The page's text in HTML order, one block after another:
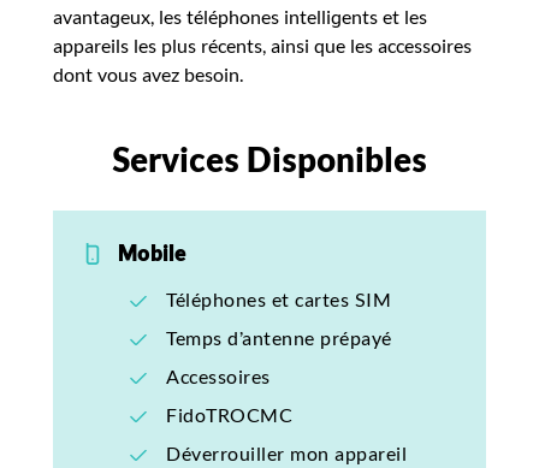
avantageux, les téléphones intelligents et les
appareils les plus récents, ainsi que les accessoires
dont vous avez besoin.
Services Disponibles
Mobile
Téléphones et cartes SIM
Temps d’antenne prépayé
Accessoires
FidoTROCMC
Déverrouiller mon appareil